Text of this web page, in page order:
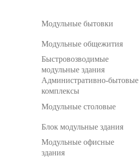
Модульные бытовки
Модульные общежития
Быстровозводимые
модульные здания
Административно-бытовые
комплексы
Модульные столовые
Блок модульные здания
Модульные офисные
здания